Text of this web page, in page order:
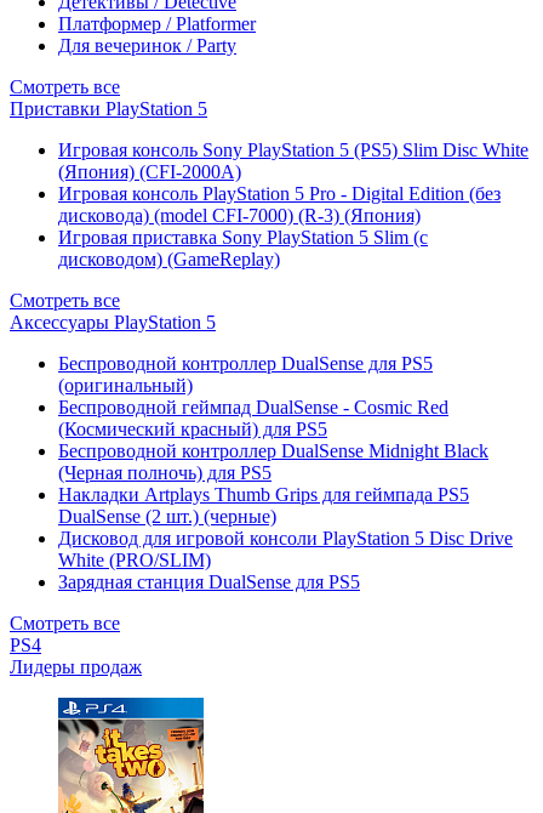
Платформер / Platformer
Для вечеринок / Party
Смотреть все
Приставки PlayStation 5
Игровая консоль Sony PlayStation 5 (PS5) Slim Disc White
(Япония) (CFI-2000A)
Игровая консоль PlayStation 5 Pro - Digital Edition (без
дисковода) (model CFI-7000) (R-3) (Япония)
Игровая приставка Sony PlayStation 5 Slim (с
дисководом) (GameReplay)
Смотреть все
Аксессуары PlayStation 5
Беспроводной контроллер DualSense для PS5
(оригинальный)
Беспроводной геймпад DualSense - Cosmic Red
(Космический красный) для PS5
Беспроводной контроллер DualSense Midnight Black
(Черная полночь) для PS5
Накладки Artplays Thumb Grips для геймпада PS5
DualSense (2 шт.) (черные)
Дисковод для игровой консоли PlayStation 5 Disc Drive
White (PRO/SLIM)
Зарядная станция DualSense для PS5
Смотреть все
PS4
Лидеры продаж